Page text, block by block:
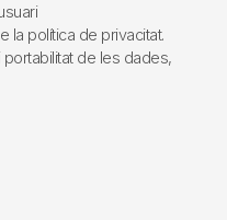
la política de privacitat.
de les dades,